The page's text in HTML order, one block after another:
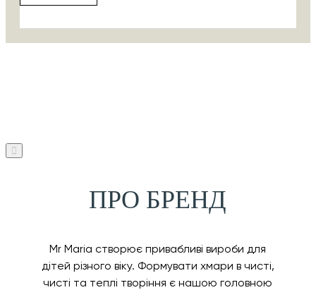
ПРО БРЕНД
Mr Maria створює привабливі вироби для
дітей різного віку. Формувати хмари в чисті,
чисті та теплі творіння є нашою головною